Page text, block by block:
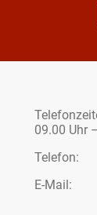
09.00 Uhr
E-